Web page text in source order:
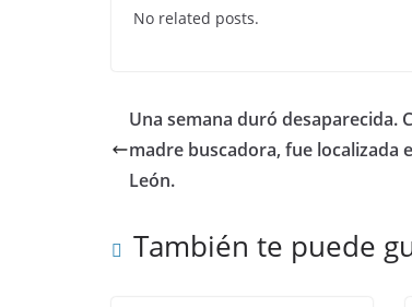
e
o
o
k
er
p
p
n
No related posts.
Una semana duró desaparecida.
madre buscadora, fue localizada
León.
También te puede